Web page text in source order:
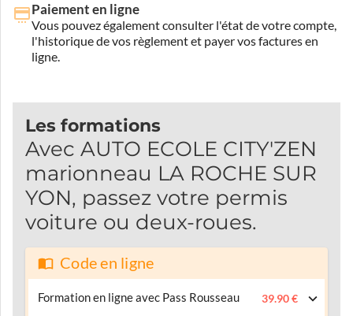
Paiement en ligne
Vous pouvez également consulter l'état de votre compte,
l'historique de vos règlement et payer vos factures en
ligne.
Les formations
Avec AUTO ECOLE CITY'ZEN
marionneau LA ROCHE SUR
YON, passez votre permis
voiture ou deux-roues.
Code en ligne
Formation en ligne avec Pass Rousseau 39.90 €